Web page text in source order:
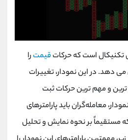
تکنیکال است که حرکاتقیمت را
دهد. در این نمودار، تغییرات
و مهم ترین حرکات ثبت
معامله‌گران باید پارامترهای
بر نحوه نمایش و تحلیل